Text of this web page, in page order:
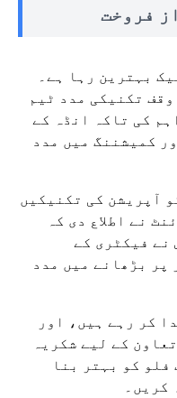
فروخت
بہترین رہا ہے۔
تکنیکی مدد ٹیم
کی تاکہ انڈہ کے
کمیشننگ میں مدد
آپریشن کی تکنیکیں
نے اطلاع دی کہ
نے فیکٹری کے
پر بڑھانے میں مدد
کر رہے ہیں، اور
کے لیے شکریہ
کو بہتر بنا
کریں۔